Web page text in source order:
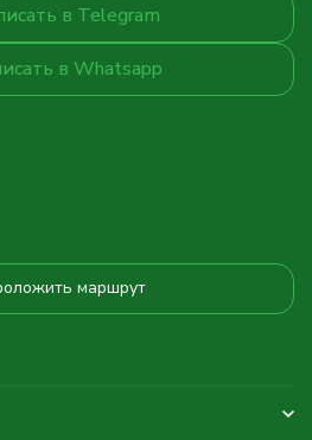
в Telegram
в Whatsapp
маршрут